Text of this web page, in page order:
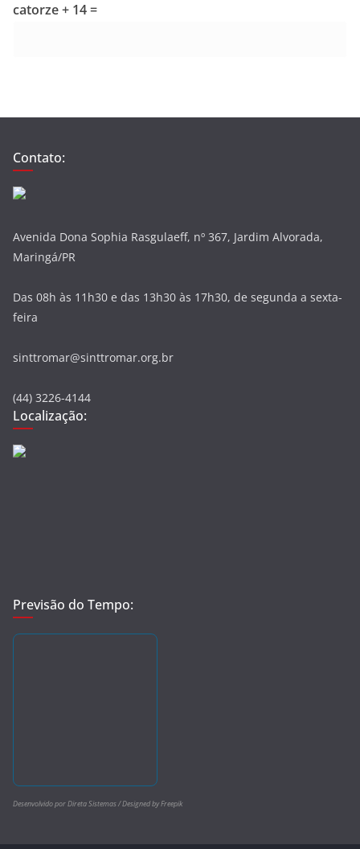
catorze + 14 =
Contato:
Avenida Dona Sophia Rasgulaeff, nº 367, Jardim Alvorada,
Maringá/PR
Das 08h às 11h30 e das 13h30 às 17h30, de segunda a sexta-
feira
sinttromar@sinttromar.org.br
(44) 3226-4144
Localização:
Previsão do Tempo:
Desenvolvido por Direta Sistemas /Designed by Freepik